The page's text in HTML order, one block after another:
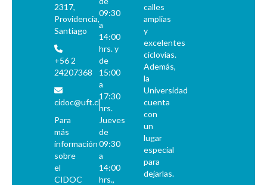
2317,
Providencia,
Santiago
+56 2
24207368
cidoc@uft.cl
Para
más
información
sobre
el
CIDOC
09:30
a
14:00
hrs. y
de
15:00
a
17:30
hrs.
Jueves
de
09:30
a
14:00
hrs.,
calles
amplias
y
excelentes
ciclovías.
Además,
la
Universidad
cuenta
con
un
lugar
especial
para
dejarlas.